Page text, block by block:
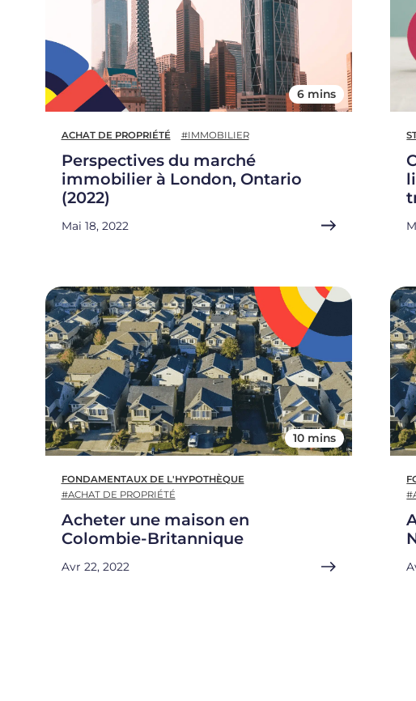
6 mins
ACHAT DE PROPRIÉTÉ #IMMOBILIER
Perspectives du marché
immobilier à London, Ontario
(2022)
Mai 18, 2022
10 mins
FONDAMENTAUX DE L'HYPOTHÈQUE
#ACHAT DE PROPRIÉTÉ
Acheter une maison en
Colombie-Britannique
Avr 22, 2022